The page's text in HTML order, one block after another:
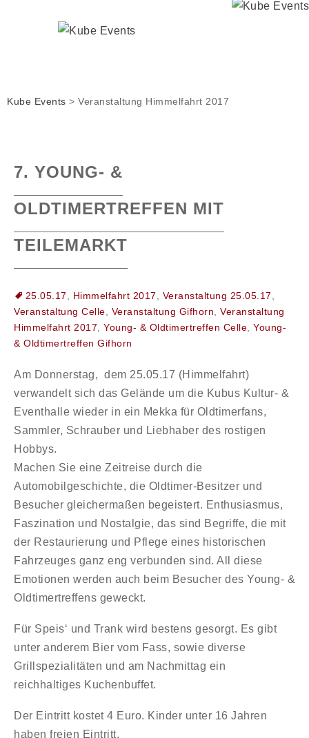
Kube Events > Veranstaltung Himmelfahrt 2017
7. YOUNG- &
OLDTIMERTREFFEN MIT
TEILEMARKT
25.05.17 Himmelfahrt 2017 Veranstaltung 25.05.17
Veranstaltung Celle
Veranstaltung Gifhorn
Veranstaltung
Himmelfahrt 2017
Young- & Oldtimertreffen Celle Young-
& Oldtimertreffen Gifhorn
Am Donnerstag, dem 25.05.17 (Himmelfahrt)
verwandelt sich das Gelände um die Kubus Kultur- &
Eventhalle wieder in ein Mekka für Oldtimerfans,
Sammler, Schrauber und Liebhaber des rostigen
Hobbys.
Machen Sie eine Zeitreise durch die
Automobilgeschichte, die Oldtimer-Besitzer und
Besucher gleichermaßen begeistert. Enthusiasmus,
Faszination und Nostalgie, das sind Begriffe, die mit
der Restaurierung und Pflege eines historischen
Fahrzeuges ganz eng verbunden sind. All diese
Emotionen werden auch beim Besucher des Young- &
Oldtimertreffens geweckt.
Für Speis‘ und Trank wird bestens gesorgt. Es gibt
unter anderem Bier vom Fass, sowie diverse
Grillspezialitäten und am Nachmittag ein
reichhaltiges Kuchenbuffet.
Der Eintritt kostet 4 Euro. Kinder unter 16 Jahren
haben freien Eintritt.